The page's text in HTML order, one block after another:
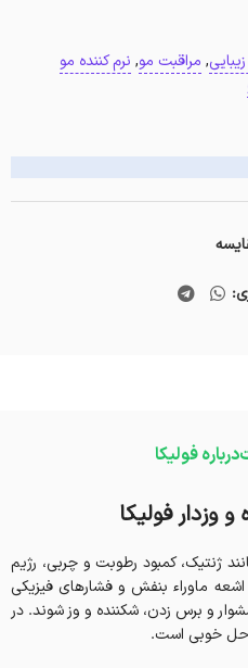
, مراقبت مو, نرم کننده مو
درباره فولیکا
وزدار فولیکا
ژنتیک، کمبود رطوبت و چربی، رژیم
ماوراء بنفش و فشارهای فیزیکی
و برس زدن، شکننده و وز شوند. در
حل خوبی است.